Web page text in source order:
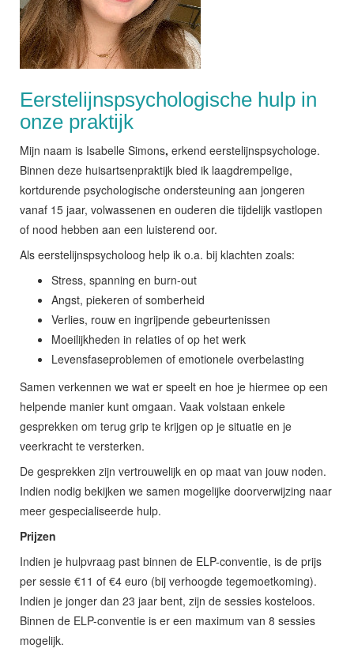
Eerstelijnspsychologische hulp in
onze praktijk
Mijn naam is Isabelle Simons, erkend eerstelijnspsychologe.
Binnen deze huisartsenpraktijk bied ik laagdrempelige,
kortdurende psychologische ondersteuning aan jongeren
vanaf 15 jaar, volwassenen en ouderen die tijdelijk vastlopen
of nood hebben aan een luisterend oor.
Als eerstelijnspsycholoog help ik o.a. bij klachten zoals:
Stress, spanning en burn-out
Angst, piekeren of somberheid
Verlies, rouw en ingrijpende gebeurtenissen
Moeilijkheden in relaties of op het werk
Levensfaseproblemen of emotionele overbelasting
Samen verkennen we wat er speelt en hoe je hiermee op een
helpende manier kunt omgaan. Vaak volstaan enkele
gesprekken om terug grip te krijgen op je situatie en je
veerkracht te versterken.
De gesprekken zijn vertrouwelijk en op maat van jouw noden.
Indien nodig bekijken we samen mogelijke doorverwijzing naar
meer gespecialiseerde hulp.
Prijzen
Indien je hulpvraag past binnen de ELP-conventie, is de prijs
per sessie €11 of €4 euro (bij verhoogde tegemoetkoming).
Indien je jonger dan 23 jaar bent, zijn de sessies kosteloos.
Binnen de ELP-conventie is er een maximum van 8 sessies
mogelijk.